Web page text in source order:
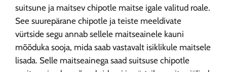
suitsune ja maitsev chipotle maitse igale valitud roale.
See suurepärane chipotle ja teiste meeldivate
vürtside segu annab sellele maitseainele kauni
mõõduka sooja, mida saab vastavalt isiklikule maitsele
lisada. Selle maitseainega saad suitsuse chipotle